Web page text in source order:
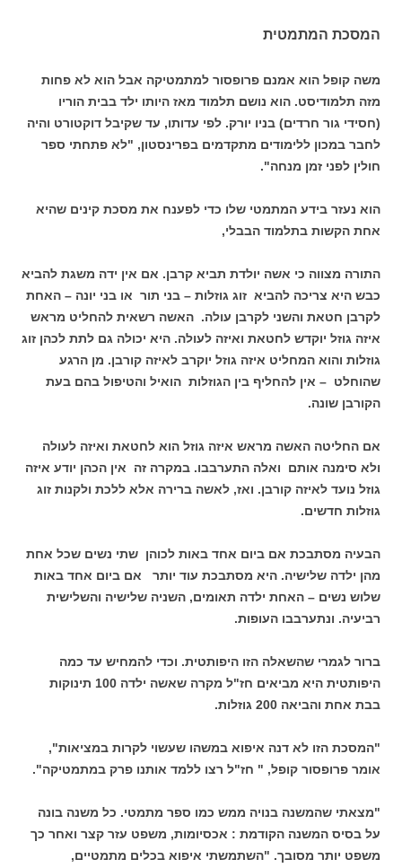
המסכת המתמטית
משה קופל הוא אמנם פרופסור למתמטיקה אבל הוא לא פחות
מזה תלמודיסט. הוא נושם תלמוד מאז היותו ילד בבית הוריו
(חסידי גור חרדים) בניו יורק. לפי עדותו, עד שקיבל דוקטורט והיה
לחבר במכון ללימודים מתקדמים בפרינסטון, "לא פתחתי ספר
חולין לפני זמן מנחה".
הוא נעזר בידע המתמטי שלו כדי לפענח את מסכת קינים שהיא
אחת הקשות בתלמוד הבבלי,
התורה מצווה כי אשה יולדת תביא קרבן. אם אין ידה משגת להביא
כבש היא צריכה להביא זוג גוזלות – בני תור או בני יונה – האחת
לקרבן חטאת והשני לקרבן עולה. האשה רשאית להחליט מראש
איזה גוזל יוקדש לחטאת ואיזה לעולה. היא יכולה גם לתת לכהן זוג
גוזלות והוא המחליט איזה גוזל יוקרב לאיזה קורבן. מן הרגע
שהוחלט – אין להחליף בין הגוזלות הואיל והטיפול בהם בעת
הקורבן שונה.
אם החליטה האשה מראש איזה גוזל הוא לחטאת ואיזה לעולה
ולא סימנה אותם ואלה התערבבו. במקרה זה אין הכהן יודע איזה
גוזל נועד לאיזה קורבן. ואז, לאשה ברירה אלא ללכת ולקנות זוג
גוזלות חדשים.
הבעיה מסתבכת אם ביום אחד באות לכוהן שתי נשים שכל אחת
מהן ילדה שלישיה. היא מסתבכת עוד יותר אם ביום אחד באות
שלוש נשים – האחת ילדה תאומים, השניה שלישיה והשלישית
רביעיה. ונתערבבו העופות.
ברור לגמרי שהשאלה הזו היפותטית. וכדי להמחיש עד כמה
היפותטית היא מביאים חז"ל מקרה שאשה ילדה 100 תינוקות
בבת אחת והביאה 200 גוזלות.
"המסכת הזו לא דנה איפוא במשהו שעשוי לקרות במציאות",
אומר פרופסור קופל, " חז"ל רצו ללמד אותנו פרק במתמטיקה".
"מצאתי שהמשנה בנויה ממש כמו ספר מתמטי. כל משנה בונה
על בסיס המשנה הקודמת : אכסיומות, משפט עזר קצר ואחר כך
משפט יותר מסובך. "השתמשתי איפוא בכלים מתמטיים,